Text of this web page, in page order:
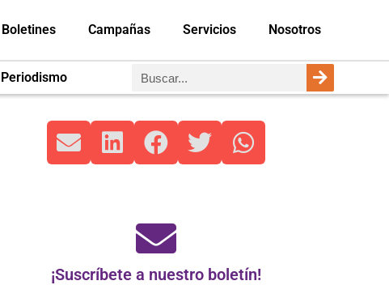
Boletines Campañas Servicios Nosotros
Periodismo
¡Suscríbete a nuestro boletín!